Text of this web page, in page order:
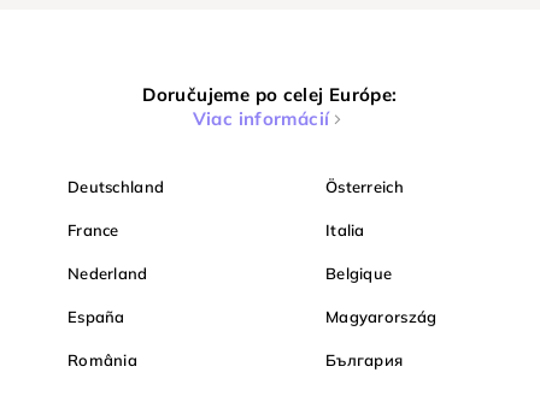
Doručujeme po celej Európe:
Viac informácií
Deutschland Österreich
France Italia
Nederland Belgique
España Magyarország
România България